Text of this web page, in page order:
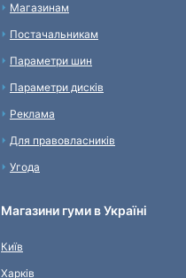
Магазинам
Постачальникам
Параметри шин
Параметри дисків
Реклама
Для правовласників
Угода
Магазини гуми в Україні
Київ
Харків